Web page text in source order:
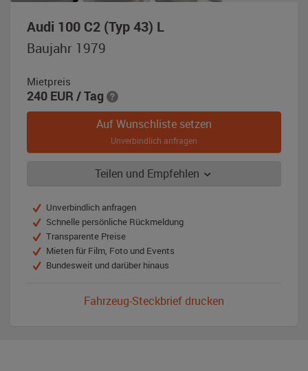
Audi 100 C2 (Typ 43) L,
Baujahr 1979
Mietpreis
240 EUR / Tag
Auf Wunschliste setzen
Unverbindlich anfragen
Teilen und Empfehlen
Unverbindlich anfragen
Schnelle persönliche Rückmeldung
Transparente Preise
Mieten für Film, Foto und Events
Bundesweit und darüber hinaus
Fahrzeug-Steckbrief drucken